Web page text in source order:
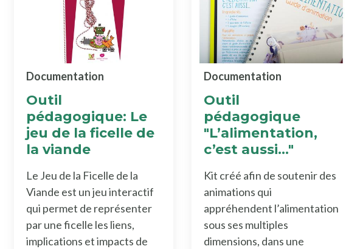
Outil
pédagogique: Le
jeu de la ficelle de
la viande
Documentation
Le Jeu de la Ficelle de la
Viande est un jeu interactif
qui permet de représenter
par une ficelle les liens,
implications et impacts de
Outil
pédagogique
"L’alimentation,
c’est aussi…"
Documentation
Kit créé afin de soutenir des
animations qui
appréhendent l’alimentation
sous ses multiples
dimensions, dans une